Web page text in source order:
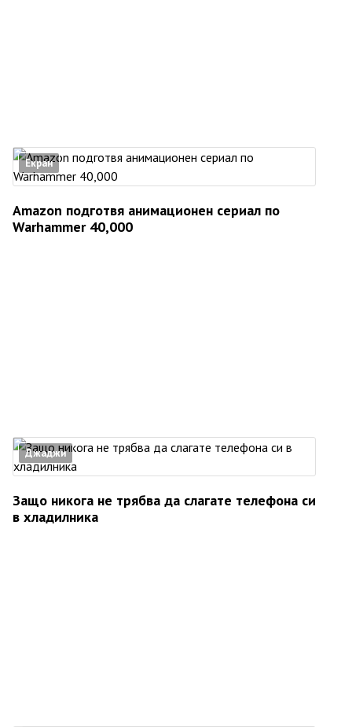
Екран
Amazon подготвя анимационен сериал по
Warhammer 40,000
Джаджи
Защо никога не трябва да слагате телефона си
в хладилника